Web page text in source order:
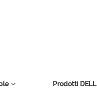
Prodotti DELL